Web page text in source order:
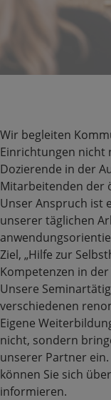
Wir begleiten
Einrichtungen nicht
Dozierende in der
Mitarbeitenden der
Unser Anspruch ist
unserer täglichen
Ziel, „Hilfe zur
Kompetenzen in
Unsere
verschiedenen
Eigene
nicht, sondern
unserer Partner
können Sie sich
informieren.